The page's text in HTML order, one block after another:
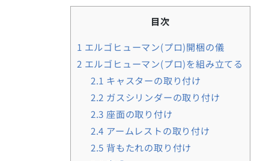
目次
1 エルゴヒューマン(プロ)開梱の儀
2 エルゴヒューマン(プロ)を組み立てる
2.1 キャスターの取り付け
2.2 ガスシリンダーの取り付け
2.3 座面の取り付け
2.4 アームレストの取り付け
2.5 背もたれの取り付け